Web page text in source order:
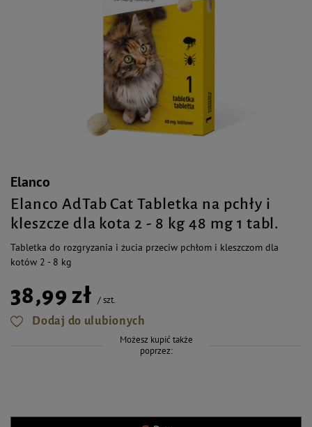
Elanco
Elanco AdTab Cat Tabletka na pchły i
kleszcze dla kota 2 - 8 kg 48 mg 1 tabl.
Tabletka do rozgryzania i żucia przeciw pchłom i kleszczom dla
kotów 2 - 8 kg
38,99 zł /szt.
Dodaj do ulubionych
Możesz kupić także
poprzez: